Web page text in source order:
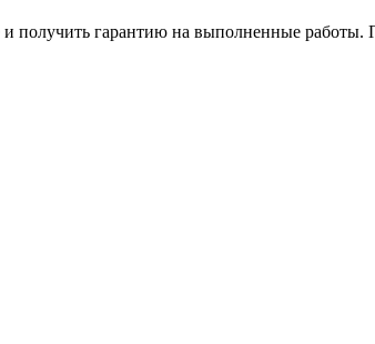
и получить гарантию на выполненные